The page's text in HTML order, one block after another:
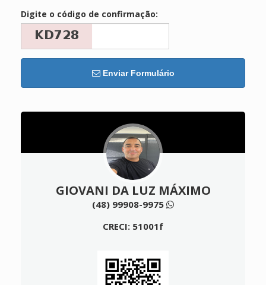
Digite o código de confirmação:
Enviar Formulário
GIOVANI DA LUZ MÁXIMO
(48) 99908-9975
CRECI: 51001f